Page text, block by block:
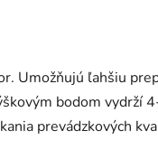
Umožňujú ľahšiu
bodom vydrží
prevádzkových